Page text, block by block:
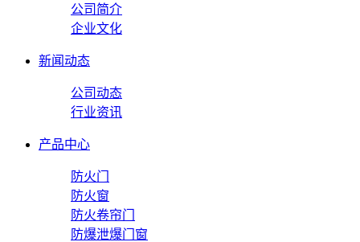
公司简介
企业文化
新闻动态
公司动态
行业资讯
产品中心
防火门
防火窗
防火卷帘门
防爆泄爆门窗